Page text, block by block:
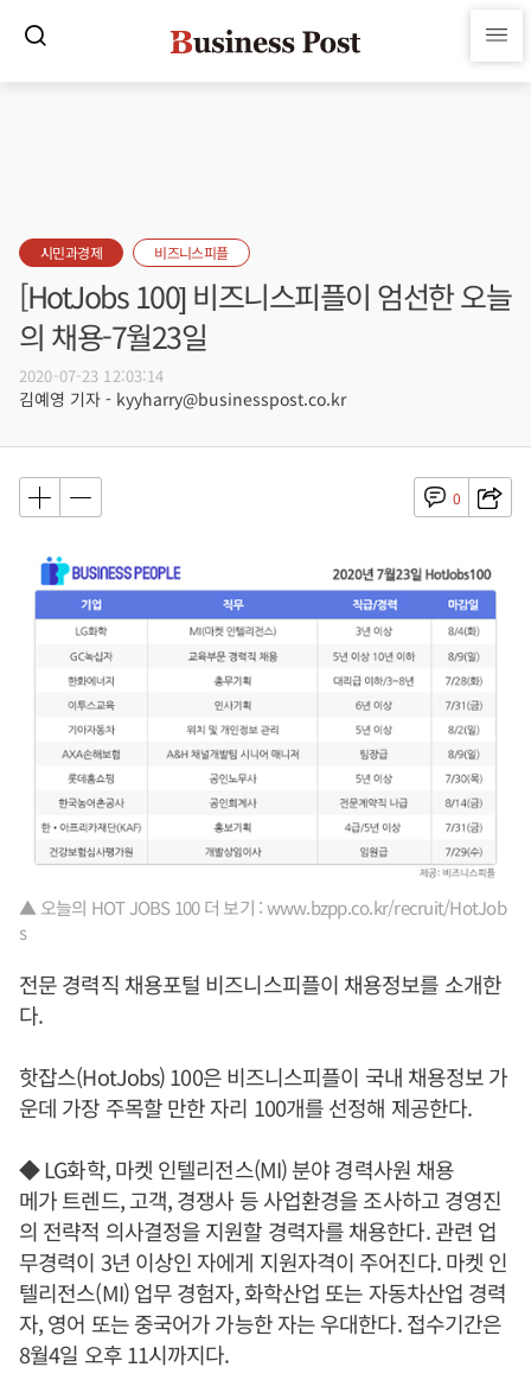
시민과경제 비즈니스피플
[HotJobs 100] 비즈니스피플이 엄선한 오늘
의 채용-7월23일
2020-07-23 12:03:14
김예영 기자 - kyyharry@businesspost.co.kr
0
▲ 오늘의 HOT JOBS 100 더 보기 : www.bzpp.co.kr/recruit/HotJob
s
전문 경력직 채용포털 비즈니스피플이 채용정보를 소개한
다.
핫잡스(HotJobs) 100은 비즈니스피플이 국내 채용정보 가
운데 가장 주목할 만한 자리 100개를 선정해 제공한다.
◆ LG화학, 마켓 인텔리전스(MI) 분야 경력사원 채용
메가 트렌드, 고객, 경쟁사 등 사업환경을 조사하고 경영진
의 전략적 의사결정을 지원할 경력자를 채용한다. 관련 업
무경력이 3년 이상인 자에게 지원자격이 주어진다. 마켓 인
텔리전스(MI) 업무 경험자, 화학산업 또는 자동차산업 경력
자, 영어 또는 중국어가 가능한 자는 우대한다. 접수기간은
8월4일 오후 11시까지다.